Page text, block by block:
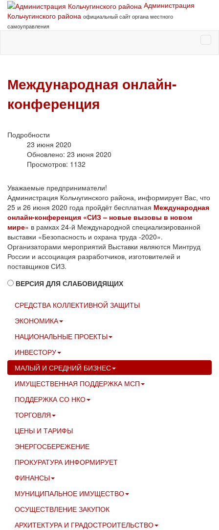
Администрация
Кольчугинского района официальный сайт органа местного
самоуправления
Международная онлайн-
конференция
Подробности
23 июня 2020
Обновлено: 23 июня 2020
Просмотров: 1132
Уважаемые предприниматели!
Администрация Кольчугинского района, информирует Вас, что
25 и 26 июня 2020 года пройдёт бесплатная Международная
онлайн-конференция «СИЗ – новые вызовы в новом
мире» в рамках 24-й Международной специализированной
выставки «Безопасность и охрана труда -2020».
Организаторами мероприятий Выставки являются Минтруд
России и ассоциация разработчиков, изготовителей и
поставщиков СИЗ.
ВЕРСИЯ ДЛЯ СЛАБОВИДЯЩИХ
СРЕДСТВА КОЛЛЕКТИВНОЙ ЗАЩИТЫ
ЭКОНОМИКА
НАЦИОНАЛЬНЫЕ ПРОЕКТЫ
ИНВЕСТОРУ
МАЛЫЙ И СРЕДНИЙ БИЗНЕС
ИМУЩЕСТВЕННАЯ ПОДДЕРЖКА МСП
ПОДДЕРЖКА СО НКО
ТОРГОВЛЯ
ЦЕНЫ И ТАРИФЫ
ЭНЕРГОСБЕРЕЖЕНИЕ
ПРОКУРАТУРА ИНФОРМИРУЕТ
ФИНАНСЫ
МУНИЦИПАЛЬНОЕ ИМУЩЕСТВО
ОСУЩЕСТВЛЕНИЕ ЗАКУПОК
АРХИТЕКТУРА И ГРАДОСТРОИТЕЛЬСТВО